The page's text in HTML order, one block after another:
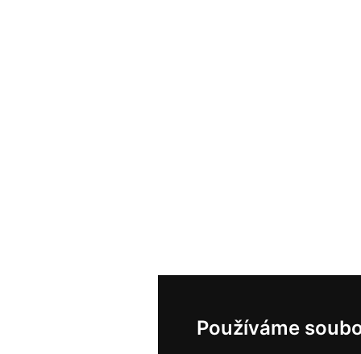
Používáme